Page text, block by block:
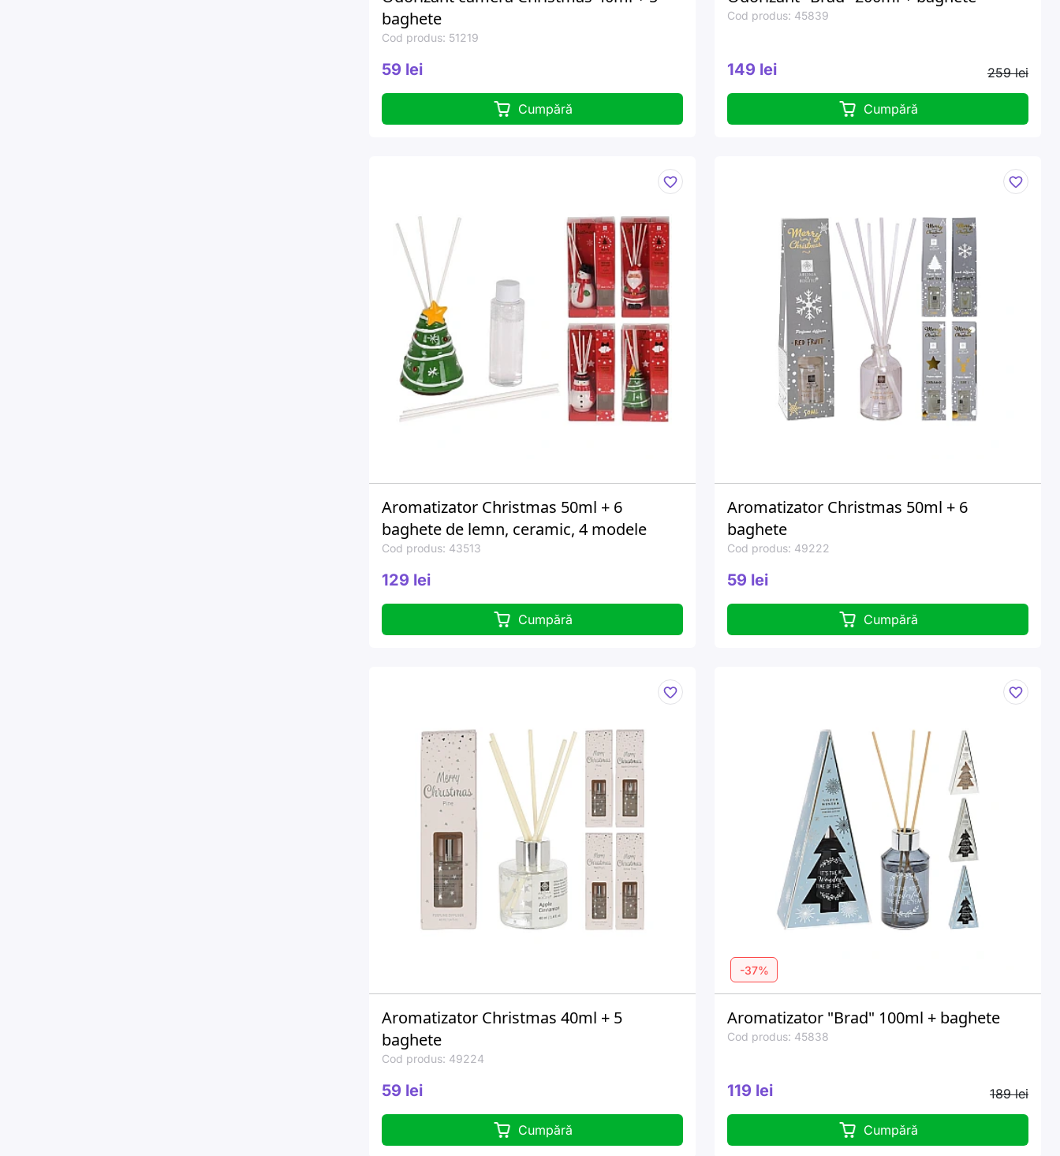
baghete
Cod produs: 51219
59 lei
Cumpără
Cod produs: 45839
149 lei 259 lei
Cumpără
Aromatizator Christmas 50ml + 6
baghete de lemn, ceramic, 4 modele
Cod produs: 43513
129 lei
Cumpără
Aromatizator Christmas 50ml + 6
baghete
Cod produs: 49222
59 lei
Cumpără
Aromatizator Christmas 40ml + 5
baghete
Cod produs: 49224
59 lei
Cumpără
-37%
Aromatizator "Brad" 100ml + baghete
Cod produs: 45838
119 lei 189 lei
Cumpără